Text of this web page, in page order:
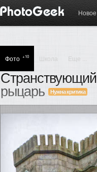
Новое
Фото +10 Школа Еще ...
Странствующий
рыцарь
Нужна критика